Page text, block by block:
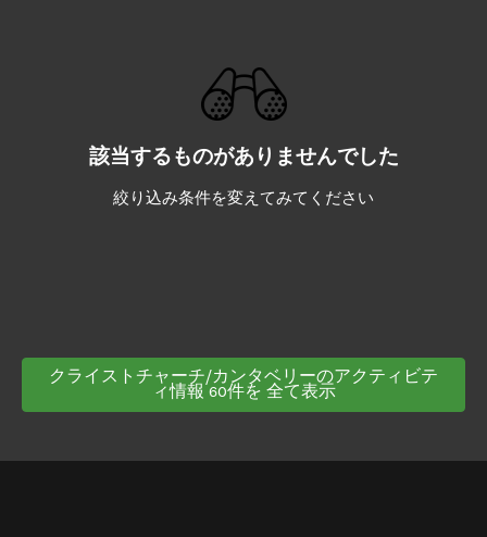
該当するものがありませんでした
絞り込み条件を変えてみてください
クライストチャーチ/カンタベリーのアクティビテ
ィ情報 60件を 全て表示